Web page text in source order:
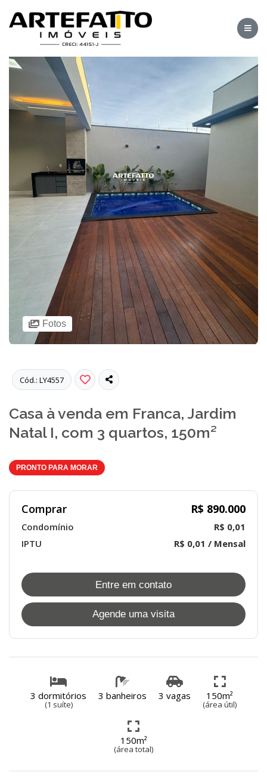
Fotos
Cód.: LY4557
Casa à venda em Franca, Jardim
Natal I, com 3 quartos, 150m²
PRONTO PARA MORAR
Comprar R$ 890.000
Condomínio
R$ 0,01
IPTU
R$ 0,01 / Mensal
Entre em contato
Agende uma visita
3 dormitórios
(1 suíte)
3 banheiros 3 vagas 150m²
(área útil)
150m²
(área total)